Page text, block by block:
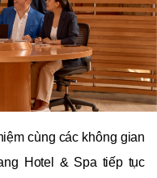
cùng các không gian
Hotel & Spa tiếp tục